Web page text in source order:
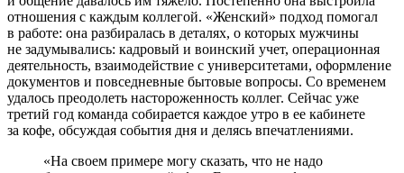
отношения с каждым коллегой. «Женский» подход помогал
в работе: она разбиралась в деталях, о которых мужчины
не задумывались: кадровый и воинский учет, операционная
деятельность, взаимодействие с университетами, оформление
документов и повседневные бытовые вопросы. Со временем
удалось преодолеть настороженность коллег. Сейчас уже
третий год команда собирается каждое утро в ее кабинете
за кофе, обсуждая события дня и делясь впечатлениями.
«На своем примере могу сказать, что не надо